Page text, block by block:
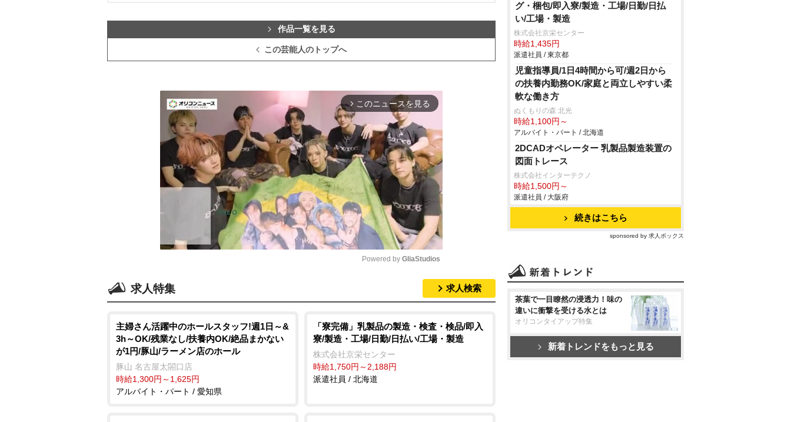
作品一覧を見る
この芸能人のトップへ
arrow_forward_ios このニュースを見る
t
e
Powered by GliaStudios
求人特集 求人検索
主婦さん活躍中のホールスタッフ!週1日～&
3h～OK/残業なし/扶養内OK/絶品まかない
が1円/豚山/ラーメン店のホール
豚山 名古屋太閤口店
時給1,300円～1,625円
アルバイト・パート / 愛知県
「寮完備」乳製品の製造・検査・検品/即入
寮/製造・工場/日勤/日払い/工場・製造
株式会社京栄センター
時給1,750円～2,188円
派遣社員 / 北海道
グ・梱包/即入寮/製造・工場/日勤/日払
い/工場・製造
株式会社京栄センター
時給1,435円
派遣社員 / 東京都
児童指導員/1日4時間から可/週2日から
の扶養内勤務OK/家庭と両立しやすい柔
軟な働き方
ぬくもりの森 北光
時給1,100円～
アルバイト・パート / 北海道
2DCADオペレーター 乳製品製造装置の
図面トレース
株式会社インターテクノ
時給1,500円～
派遣社員 / 大阪府
続きはこちら
sponsored by 求人ボックス
茶葉で一目瞭然の浸透力！味の
違いに衝撃を受ける水とは
オリコンタイアップ特集
新着トレンドをもっと見る